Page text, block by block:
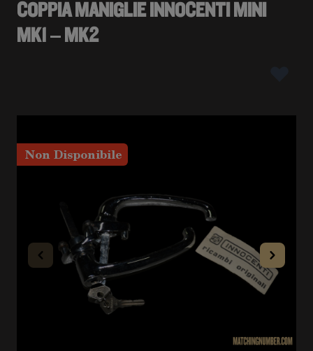
COPPIA MANIGLIE INNOCENTI MINI
MK1 – MK2
Non Disponibile